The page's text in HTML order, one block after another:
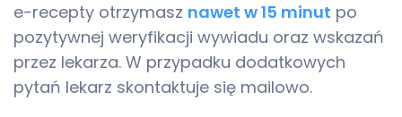
e-recepty otrzymasz nawet w 15 minut po
pozytywnej weryfikacji wywiadu oraz wskazań
przez lekarza. W przypadku dodatkowych
pytań lekarz skontaktuje się mailowo.